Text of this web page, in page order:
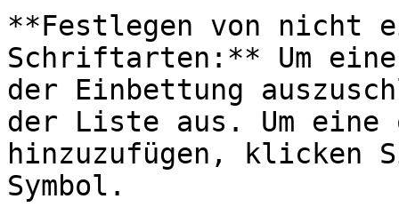
**Festlegen von nicht
Schriftarten:** Um
der Einbettung
der Liste aus. Um
hinzuzufügen, klicken
Symbol.